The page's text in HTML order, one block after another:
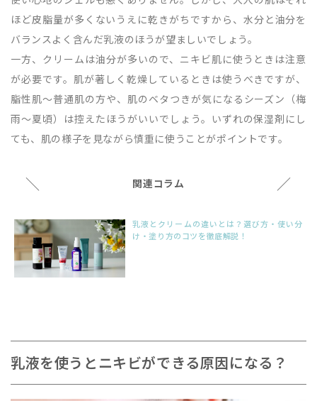
ほど皮脂量が多くないうえに乾きがちですから、水分と油分を
バランスよく含んだ乳液のほうが望ましいでしょう。
一方、クリームは油分が多いので、ニキビ肌に使うときは注意
が必要です。肌が著しく乾燥しているときは使うべきですが、
脂性肌～普通肌の方や、肌のベタつきが気になるシーズン（梅
雨～夏頃）は控えたほうがいいでしょう。いずれの保湿剤にし
ても、肌の様子を見ながら慎重に使うことがポイントです。
＼ 関連コラム ／
乳液とクリームの違いとは？選び方・使い分
け・塗り方のコツを徹底解説！
乳液を使うとニキビができる原因になる？